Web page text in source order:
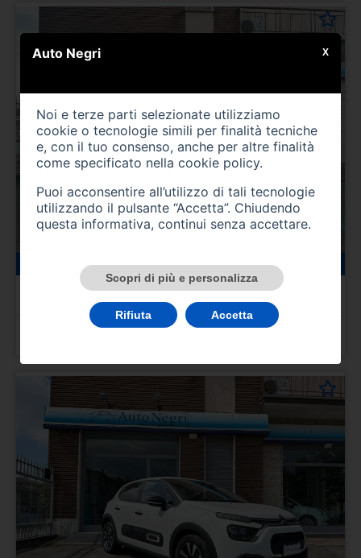
22000 km benzina 04/2025
CITROEN C3 3ª serie
C3 PureTech 110 S&S EAT6 Max
Prezzo 16.950,00 €
Auto Negri
Noi e terze parti selezionate utilizziamo
cookie o tecnologie simili per finalità tecniche
e, con il tuo consenso, anche per altre finalità
come specificato nella cookie policy.
Puoi acconsentire all’utilizzo di tali tecnologie
utilizzando il pulsante “Accetta”. Chiudendo
questa informativa, continui senza accettare.
Scopri di più e personalizza
Rifiuta Accetta
X